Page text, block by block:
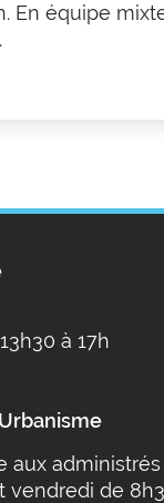
équipe
à 17h
aux
vendredi de